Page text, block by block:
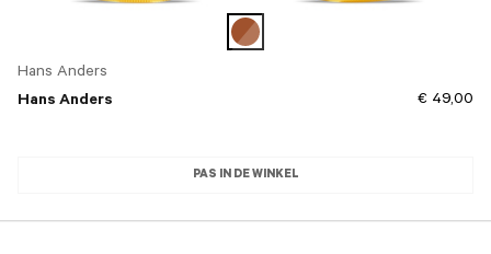
Hans Anders
Hans Anders
€ 49,00
PAS IN DE WINKEL